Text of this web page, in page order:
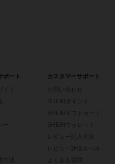
ポート
イド
ー
カスタマーサポート
お問い合わせ
SHEINポイント
SHEINギフトカード
SHEINウォレット
レビュー記入方法
レビュー評価ルール
よくある質問